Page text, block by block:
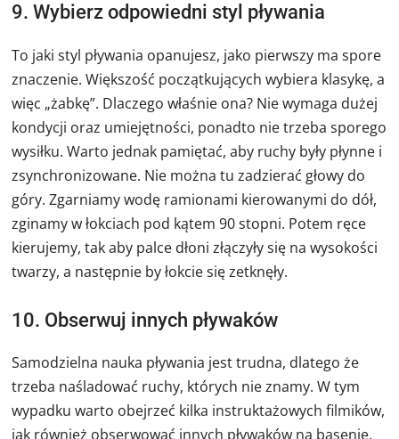
9. Wybierz odpowiedni styl pływania
To jaki styl pływania opanujesz, jako pierwszy ma spore
znaczenie. Większość początkujących wybiera klasykę, a
więc „żabkę”. Dlaczego właśnie ona? Nie wymaga dużej
kondycji oraz umiejętności, ponadto nie trzeba sporego
wysiłku. Warto jednak pamiętać, aby ruchy były płynne i
zsynchronizowane. Nie można tu zadzierać głowy do
góry. Zgarniamy wodę ramionami kierowanymi do dół,
zginamy w łokciach pod kątem 90 stopni. Potem ręce
kierujemy, tak aby palce dłoni złączyły się na wysokości
twarzy, a następnie by łokcie się zetknęły.
10. Obserwuj innych pływaków
Samodzielna nauka pływania jest trudna, dlatego że
trzeba naśladować ruchy, których nie znamy. W tym
wypadku warto obejrzeć kilka instruktażowych filmików,
jak również obserwować innych pływaków na basenie.